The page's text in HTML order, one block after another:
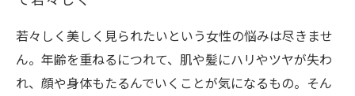
若々しく美しく見られたいという女性の悩みは尽きませ
ん。年齢を重ねるにつれて、肌や髪にハリやツヤが失わ
れ、顔や身体もたるんでいくことが気になるもの。そん